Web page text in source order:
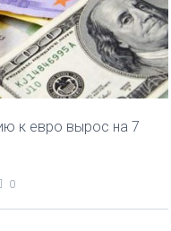
к евро вырос на 7
0